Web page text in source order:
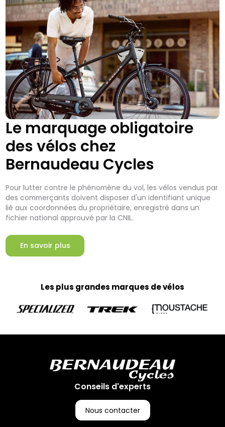
Le marquage obligatoire
des vélos chez
Bernaudeau Cycles
Pour lutter contre le phénomène du vol, les vélos vendus par
des commerçants doivent disposer d'un identifiant unique
lié aux coordonnées du propriétaire, enregistré dans un
fichier national approuvé par la CNIL.
En savoir plus
Les plus grandes marques de vélos
Conseils d'experts
Nous contacter